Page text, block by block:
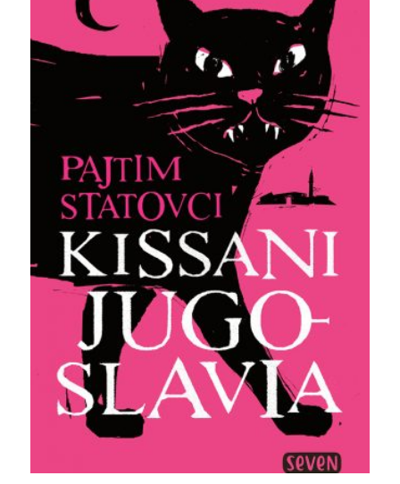
25,00 €. 19,90 €.